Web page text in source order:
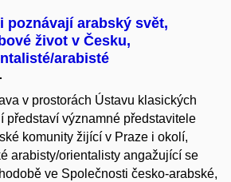
poznávají arabský svět,
život v Česku,
arabisté
v prostorách Ústavu klasických
představí významné představitele
komunity žijící v Praze i okolí,
arabisty/orientalisty angažující se
ve Společnosti česko-arabské,